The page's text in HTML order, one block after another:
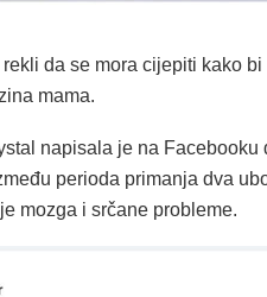
da se mora cijepiti kako
mama.
napisala je na Facebooku
perioda primanja dva
mozga i srčane probleme.